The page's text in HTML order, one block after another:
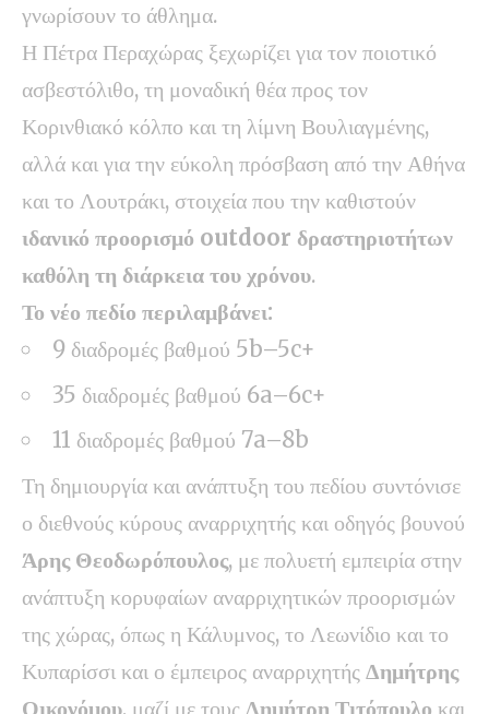
γνωρίσουν το άθλημα.
Η Πέτρα Περαχώρας ξεχωρίζει για τον ποιοτικό
ασβεστόλιθο, τη μοναδική θέα προς τον
Κορινθιακό κόλπο και τη λίμνη Βουλιαγμένης,
αλλά και για την εύκολη πρόσβαση από την Αθήνα
και το Λουτράκι, στοιχεία που την καθιστούν
ιδανικό προορισμό outdoor δραστηριοτήτων
καθόλη τη διάρκεια του χρόνου.
Το νέο πεδίο περιλαμβάνει:
9 διαδρομές βαθμού 5b–5c+
35 διαδρομές βαθμού 6a–6c+
11 διαδρομές βαθμού 7a–8b
Τη δημιουργία και ανάπτυξη του πεδίου συντόνισε
ο διεθνούς κύρους αναρριχητής και οδηγός βουνού
Άρης Θεοδωρόπουλος, με πολυετή εμπειρία στην
ανάπτυξη κορυφαίων αναρριχητικών προορισμών
της χώρας, όπως η Κάλυμνος, το Λεωνίδιο και το
Κυπαρίσσι και ο έμπειρος αναρριχητής Δημήτρης
Οικονόμου, μαζί με τους Δημήτρη Τιτόπουλο και